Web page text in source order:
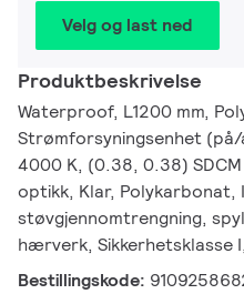
Velg og last ned
Produktbeskrivelse
Waterproof, L1200 mm,
Strømforsyningsenhet (på/
4000 K, (0.38, 0.38)
optikk, Klar,
støvgjennomtrengning,
hærverk, Sikkerhetsklasse
Bestillingskode: